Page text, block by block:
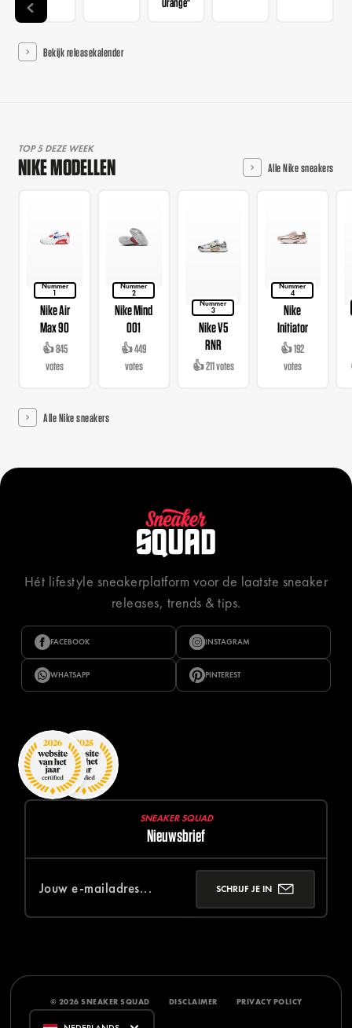
Bekijk releasekalender
TOP 5 DEZE WEEK
NIKE MODELLEN Alle Nike sneakers
Nummer
1
Nike Air
Max 90
👍 845
votes
Nummer
2
Nike Mind
001
👍 449
votes
Nummer
3
Nike V5
RNR
👍 211 votes
Nummer
4
Nike
Initiator
👍 192
votes
Alle Nike sneakers
Hét lifestyle sneakerplatform voor de laatste sneaker
releases, trends & tips.
FACEBOOK INSTAGRAM
WHATSAPP PINTEREST
SNEAKER SQUAD
Nieuwsbrief
SCHRIJF JE IN
© 2026 SNEAKER SQUAD DISCLAIMER PRIVACY POLICY